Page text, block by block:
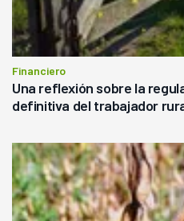
Financiero
Una reflexión sobre la
definitiva del trabajador